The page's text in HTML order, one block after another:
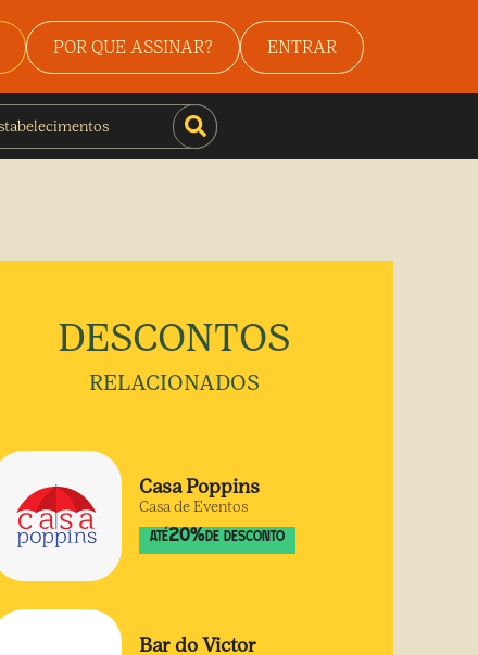
POR QUE ASSINAR? ENTRAR
DESCONTOS
RELACIONADOS
Casa Poppins
Casa de Eventos
ATÉ20%DE DESCONTO
Bar do Victor